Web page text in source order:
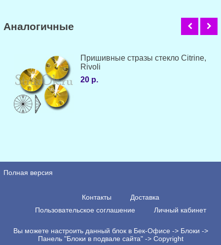
Аналогичные
Пришивные стразы стекло Citrine,
Rivoli
20 р.
Полная версия
Контакты
Доставка
Пользовательское соглашение
Личный кабинет
Вы можете настроить данный блок в Бек-Офисе -> Блоки ->
Панель "Блоки в подвале сайта" -> Copyright